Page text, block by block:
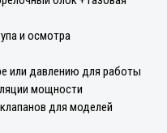
и осмотра
или давлению для работы
мощности
для моделей